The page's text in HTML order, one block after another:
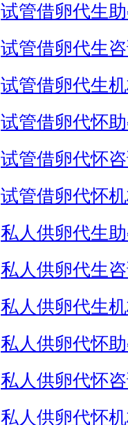
试管借卵代生
试管借卵代生
试管借卵代生
试管借卵代怀
试管借卵代怀
试管借卵代怀
私人供卵代生
私人供卵代生
私人供卵代生
私人供卵代怀
私人供卵代怀
私人供卵代怀